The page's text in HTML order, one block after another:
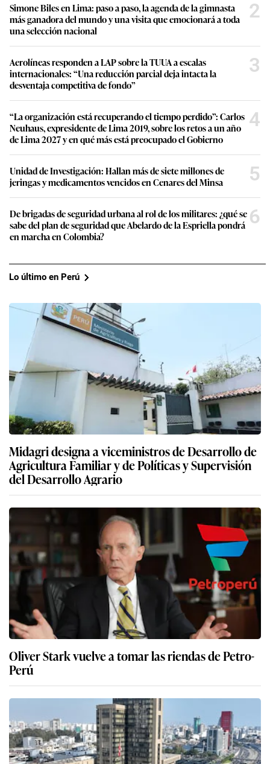
Simone Biles en Lima: paso a paso, la agenda de la gimnasta
más ganadora del mundo y una visita que emocionará a toda
una selección nacional
2
Aerolíneas responden a LAP sobre la TUUA a escalas
internacionales: “Una reducción parcial deja intacta la
desventaja competitiva de fondo”
3
“La organización está recuperando el tiempo perdido”: Carlos
Neuhaus, expresidente de Lima 2019, sobre los retos a un año
de Lima 2027 y en qué más está preocupado el Gobierno
4
Unidad de Investigación: Hallan más de siete millones de
jeringas y medicamentos vencidos en Cenares del Minsa
5
De brigadas de seguridad urbana al rol de los militares: ¿qué se
sabe del plan de seguridad que Abelardo de la Espriella pondrá
en marcha en Colombia?
6
Lo último en Perú
Midagri designa a viceministros de Desarrollo de
Agricultura Familiar y de Políticas y Supervisión
del Desarrollo Agrario
Oliver Stark vuelve a tomar las riendas de Petro-
Perú